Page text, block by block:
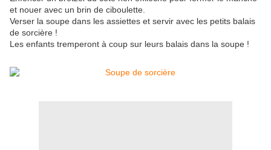
et nouer avec un brin de ciboulette.
Verser la soupe dans les assiettes et servir avec les petits balais
de sorcière !
Les enfants tremperont à coup sur leurs balais dans la soupe !